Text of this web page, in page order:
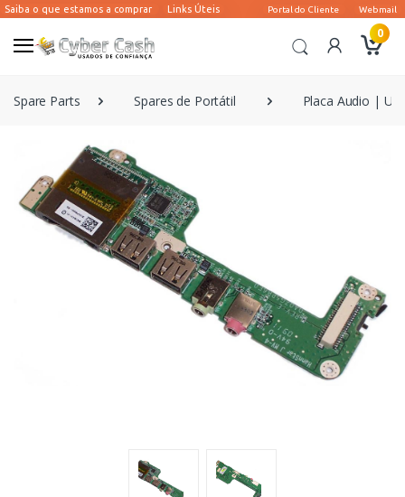
0
Spare Parts Spares de Portátil Placa Audio |